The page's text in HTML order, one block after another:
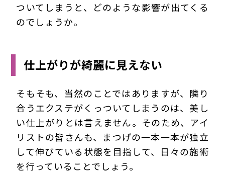
ついてしまうと、どのような影響が出てくる
のでしょうか。
仕上がりが綺麗に見えない
そもそも、当然のことではありますが、隣り
合うエクステがくっついてしまうのは、美し
い仕上がりとは言えません。そのため、アイ
リストの皆さんも、まつげの一本一本が独立
して伸びている状態を目指して、日々の施術
を行っていることでしょう。